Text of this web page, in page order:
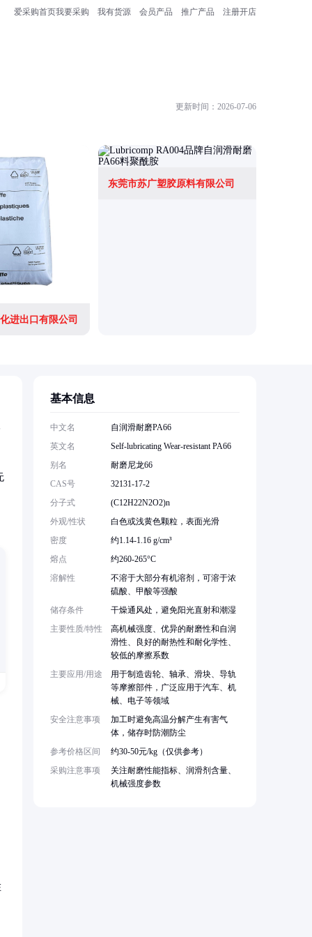
爱采购首页我要采购 我有货源 会员产品 推广产品 注册开店
更新时间：2026-07-06
进出口有限公司
东莞市苏广塑胶原料有限公司
基本信息
中文名
自润滑耐磨PA66
英文名
Self-lubricating Wear-resistant PA66
别名
耐磨尼龙66
CAS号
32131-17-2
分子式
(C12H22N2O2)n
外观/性状
白色或浅黄色颗粒，表面光滑
密度
约1.14-1.16 g/cm³
熔点
约260-265°C
溶解性
不溶于大部分有机溶剂，可溶于浓
硫酸、甲酸等强酸
储存条件
干燥通风处，避免阳光直射和潮湿
主要性质/特性
高机械强度、优异的耐磨性和自润
滑性、良好的耐热性和耐化学性、
较低的摩擦系数
主要应用/用途
用于制造齿轮、轴承、滑块、导轨
等摩擦部件，广泛应用于汽车、机
械、电子等领域
安全注意事项
加工时避免高温分解产生有害气
体，储存时防潮防尘
参考价格区间
约30-50元/kg（仅供参考）
采购注意事项
关注耐磨性能指标、润滑剂含量、
机械强度参数